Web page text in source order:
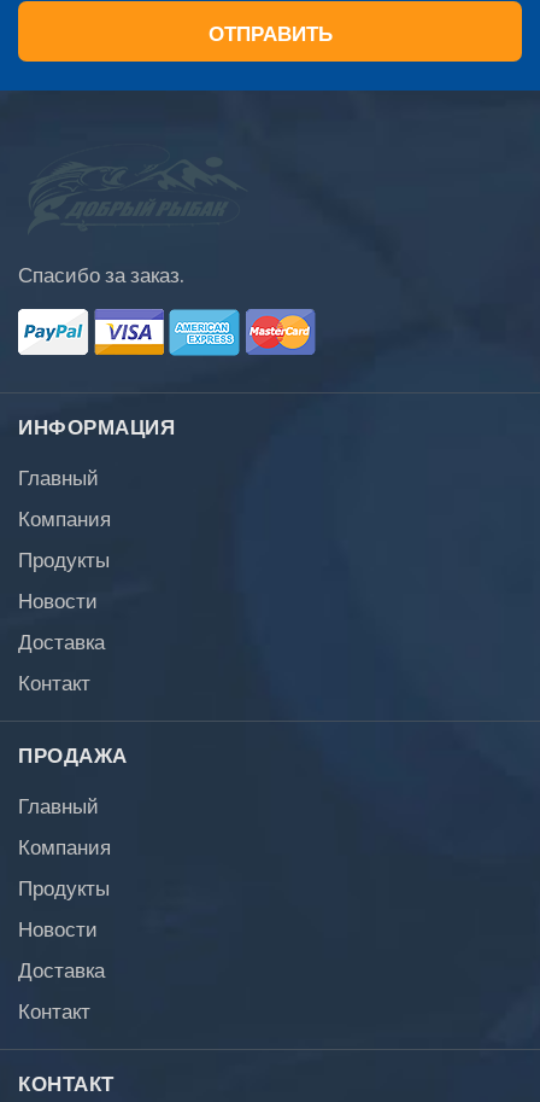
ОТПРАВИТЬ
Спасибо за заказ.
ИНФОРМАЦИЯ
Главный
Компания
Продукты
Новости
Доставка
Контакт
ПРОДАЖА
Главный
Компания
Продукты
Новости
Доставка
Контакт
КОНТАКТ